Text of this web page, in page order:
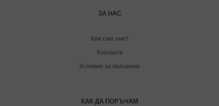
ЗА НАС
Кои сме ние?
Контакти
Условия за ползване
КАК ДА ПОРЪЧАМ